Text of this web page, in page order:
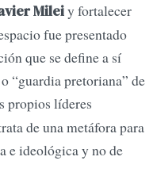
Mileiy fortalecer
fue presentado
que se define a sí
“guardia pretoriana” de
propios líderes
de una metáfora para
e ideológica y no de